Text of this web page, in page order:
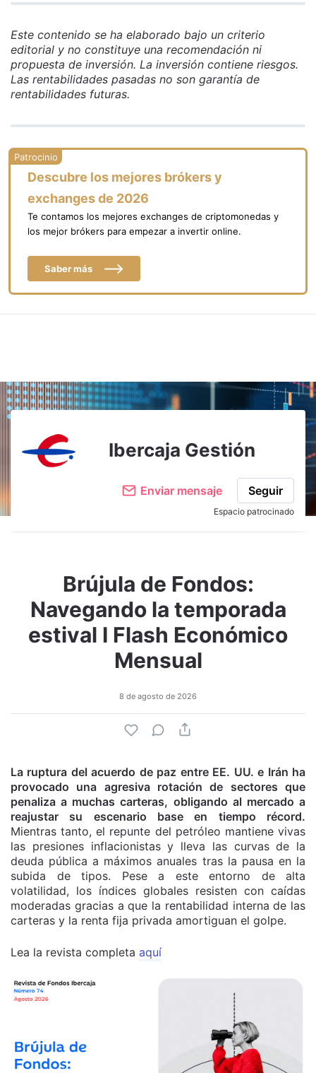
Este contenido se ha elaborado bajo un criterio
editorial y no constituye una recomendación ni
propuesta de inversión. La inversión contiene riesgos.
Las rentabilidades pasadas no son garantía de
rentabilidades futuras.
Descubre los mejores brókers y
exchanges de 2026
Te contamos los mejores exchanges de criptomonedas y
los mejor brókers para empezar a invertir online.
Saber más
Ibercaja Gestión
Enviar mensaje Seguir
Espacio patrocinado
Brújula de Fondos:
Navegando la temporada
estival I Flash Económico
Mensual
8 de agosto de 2026
La ruptura del acuerdo de paz entre EE. UU. e Irán ha
provocado una agresiva rotación de sectores que
penaliza a muchas carteras, obligando al mercado a
reajustar su escenario base en tiempo récord.
Mientras tanto, el repunte del petróleo mantiene vivas
las presiones inflacionistas y lleva las curvas de la
deuda pública a máximos anuales tras la pausa en la
subida de tipos. Pese a este entorno de alta
volatilidad, los índices globales resisten con caídas
moderadas gracias a que la rentabilidad interna de las
carteras y la renta fija privada amortiguan el golpe.
Lea la revista completa aquí